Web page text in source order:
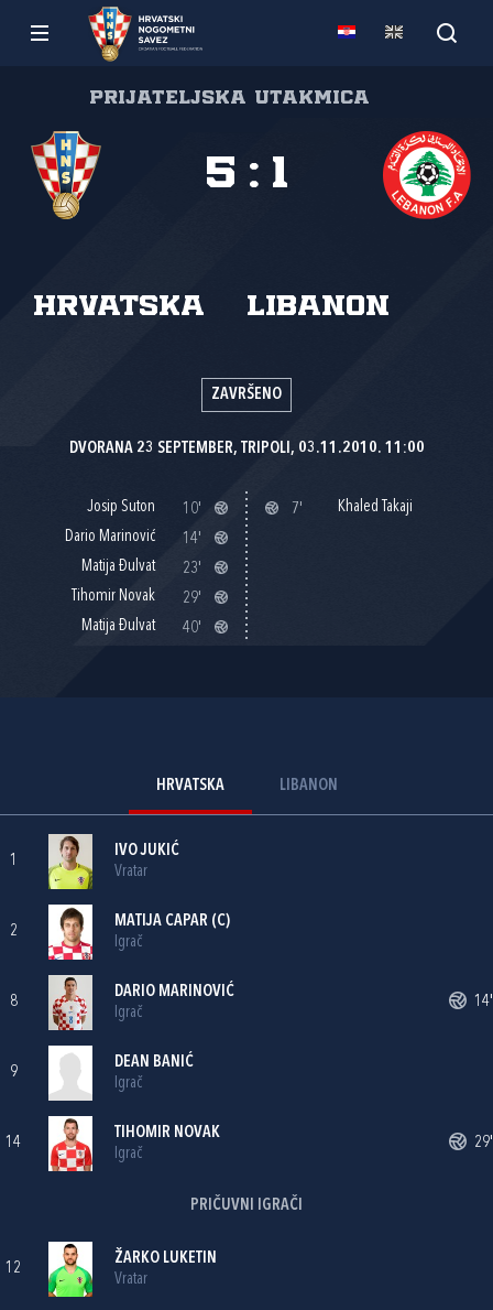
Prijateljska utakmica
Hrvatska Libanon
5 : 1
ZAVRŠENO
DVORANA 23 SEPTEMBER, TRIPOLI, 03.11.2010. 11:00
Josip Suton
10'
Dario Marinović
14'
Matija Đulvat
23'
Tihomir Novak
29'
Matija Đulvat
40'
7' Khaled Takaji
HRVATSKA LIBANON
1
IVO JUKIĆ
Vratar
2
MATIJA CAPAR (C)
Igrač
8
DARIO MARINOVIĆ
Igrač
14'
9
DEAN BANIĆ
Igrač
14
TIHOMIR NOVAK
Igrač
29'
PRIČUVNI IGRAČI
12
ŽARKO LUKETIN
Vratar